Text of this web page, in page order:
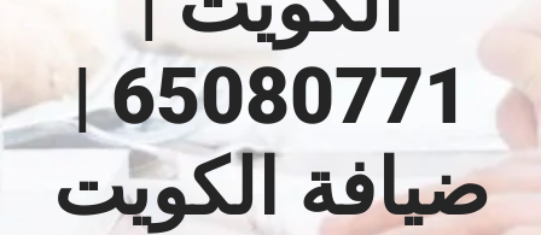
65080771 |
ضيافة الكويت